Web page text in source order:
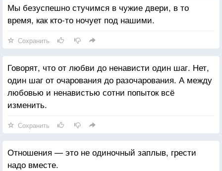
Мы безуспешно стучимся в чужие двери, в то
время, как кто-то ночует под нашими.
Сохранить
Говорят, что от любви до ненависти один шаг. Нет,
один шаг от очарования до разочарования. А между
любовью и ненавистью сотни попыток всё
изменить.
Сохранить
Отношения — это не одиночный заплыв, грести
надо вместе.